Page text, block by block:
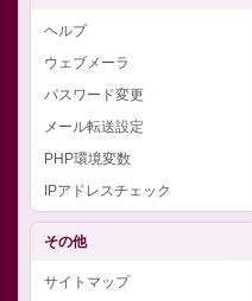
ヘルプ
ウェブメーラ
パスワード変更
メール転送設定
PHP環境変数
IPアドレスチェック
その他
サイトマップ